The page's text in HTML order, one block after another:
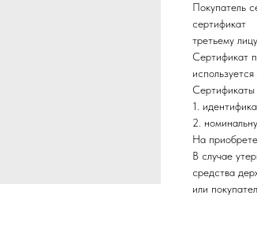
Покупатель
сертификат
третьему
Сертификат
1.
2.
На
В случае
средства
или